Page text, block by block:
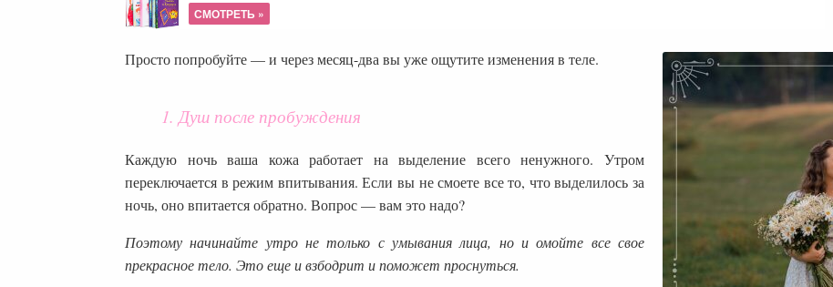
СМОТРЕТЬ »
Просто попробуйте — и через месяц-два вы уже ощутите изменения в теле.
1. Душ после пробуждения
Каждую ночь ваша кожа работает на выделение всего ненужного. Утром
переключается в режим впитывания. Если вы не смоете все то, что выделилось за
ночь, оно впитается обратно. Вопрос — вам это надо?
Поэтому начинайте утро не только с умывания лица, но и омойте все свое
прекрасное тело. Это еще и взбодрит и поможет проснуться.